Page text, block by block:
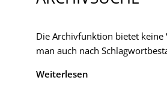
Die Archivfunktion bietet keine
man auch nach
Weiterlesen